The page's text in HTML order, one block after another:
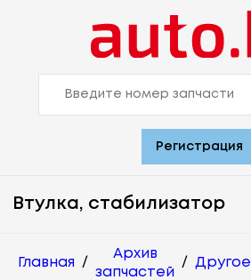
Регистрация
Втулка, стабилизатор
Главная /
Архив
запчастей
/ Другое